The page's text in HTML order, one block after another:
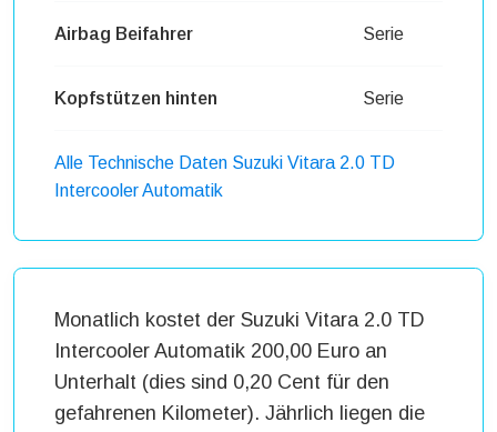
Airbag Beifahrer Serie
Kopfstützen hinten Serie
Alle Technische Daten Suzuki Vitara 2.0 TD
Intercooler Automatik
Monatlich kostet der Suzuki Vitara 2.0 TD
Intercooler Automatik 200,00 Euro an
Unterhalt (dies sind 0,20 Cent für den
gefahrenen Kilometer). Jährlich liegen die